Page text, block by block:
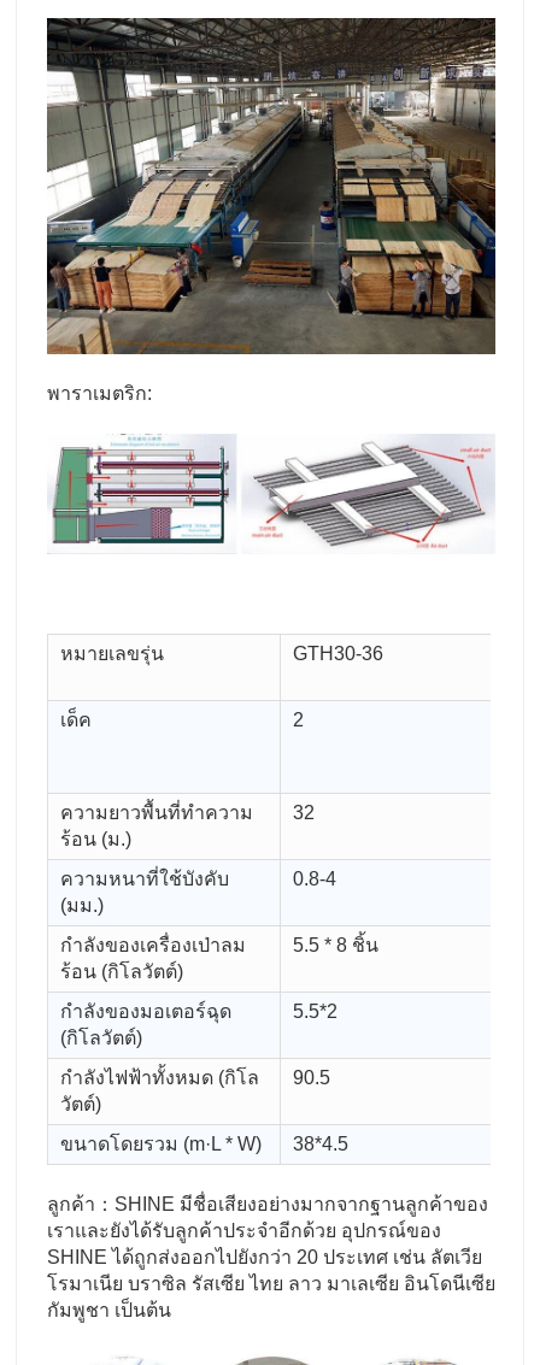
พาราเมตริก:
หมายเลขรุ่น GTH30-36
เด็ค
2
ความยาวพื้นที่ทำความ
ร้อน (ม.)
32
ความหนาที่ใช้บังคับ
(มม.)
0.8-4
กำลังของเครื่องเป่าลม
ร้อน (กิโลวัตต์)
5.5 * 8 ชิ้น
กำลังของมอเตอร์ฉุด
(กิโลวัตต์)
5.5*2
กำลังไฟฟ้าทั้งหมด (กิโล
วัตต์)
90.5
ขนาดโดยรวม (m·L * W)
38*4.5
ลูกค้า：SHINE มีชื่อเสียงอย่างมากจากฐานลูกค้าของ
เราและยังได้รับลูกค้าประจำอีกด้วย อุปกรณ์ของ
SHINE ได้ถูกส่งออกไปยังกว่า 20 ประเทศ เช่น ลัตเวีย
โรมาเนีย บราซิล รัสเซีย ไทย ลาว มาเลเซีย อินโดนีเซีย
กัมพูชา เป็นต้น